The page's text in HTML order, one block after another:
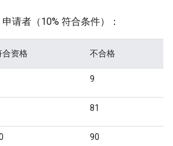
请者（10% 符合条件）：
合资格 不合格
9
81
90